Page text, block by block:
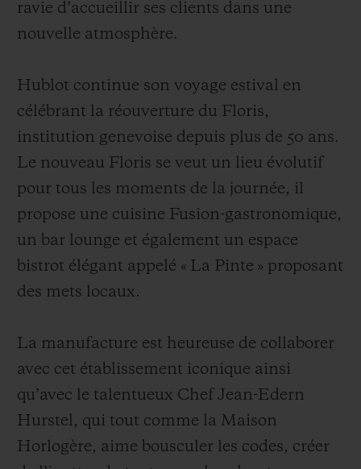
ravie d’accueillir ses clients dans une
nouvelle atmosphère.
Hublot continue son voyage estival en
célébrant la réouverture du Floris,
institution genevoise depuis plus de 50 ans.
Le nouveau Floris se veut un lieu évolutif
pour tous les moments de la journée, il
propose une cuisine Fusion-gastronomique,
un bar lounge et également un espace
bistrot élégant appelé « La Pinte » proposant
des mets locaux.
La manufacture est heureuse de collaborer
avec cet établissement iconique ainsi
qu’avec le talentueux Chef Jean-Edern
Hurstel, qui tout comme la Maison
Horlogère, aime bousculer les codes, créer